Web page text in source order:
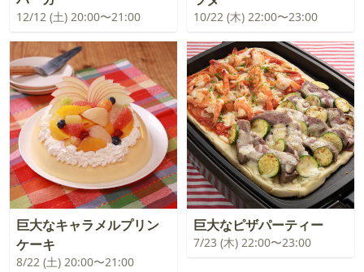
12/12 (土) 20:00〜21:00 10/22 (木) 22:00〜23:00
巨大なキャラメルプリン
ケーキ
8/22 (土) 20:00〜21:00
巨大なピザパーティー
7/23 (木) 22:00〜23:00